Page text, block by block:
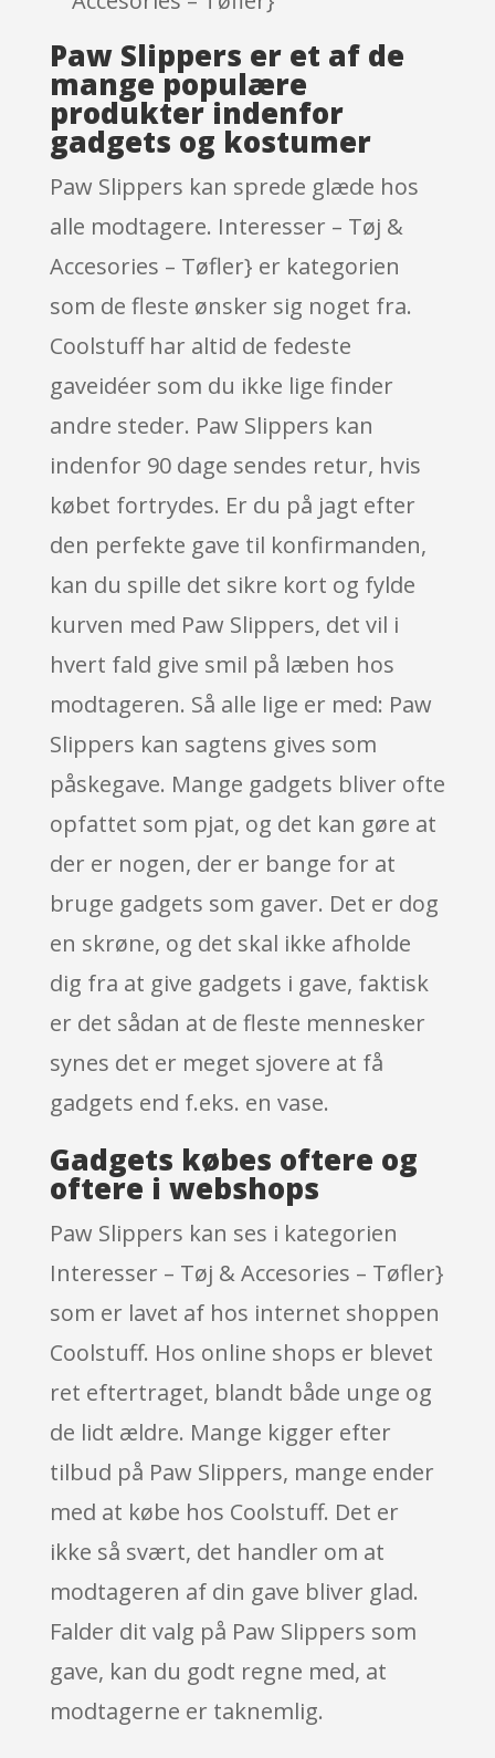
Paw Slippers er et af de
mange populære
produkter indenfor
gadgets og kostumer
Paw Slippers kan sprede glæde hos
alle modtagere. Interesser – Tøj &
Accesories – Tøfler} er kategorien
som de fleste ønsker sig noget fra.
Coolstuff har altid de fedeste
gaveidéer som du ikke lige finder
andre steder. Paw Slippers kan
indenfor 90 dage sendes retur, hvis
købet fortrydes. Er du på jagt efter
den perfekte gave til konfirmanden,
kan du spille det sikre kort og fylde
kurven med Paw Slippers, det vil i
hvert fald give smil på læben hos
modtageren. Så alle lige er med: Paw
Slippers kan sagtens gives som
påskegave. Mange gadgets bliver ofte
opfattet som pjat, og det kan gøre at
der er nogen, der er bange for at
bruge gadgets som gaver. Det er dog
en skrøne, og det skal ikke afholde
dig fra at give gadgets i gave, faktisk
er det sådan at de fleste mennesker
synes det er meget sjovere at få
gadgets end f.eks. en vase.
Gadgets købes oftere og
oftere i webshops
Paw Slippers kan ses i kategorien
Interesser – Tøj & Accesories – Tøfler}
som er lavet af hos internet shoppen
Coolstuff. Hos online shops er blevet
ret eftertraget, blandt både unge og
de lidt ældre. Mange kigger efter
tilbud på Paw Slippers, mange ender
med at købe hos Coolstuff. Det er
ikke så svært, det handler om at
modtageren af din gave bliver glad.
Falder dit valg på Paw Slippers som
gave, kan du godt regne med, at
modtagerne er taknemlig.